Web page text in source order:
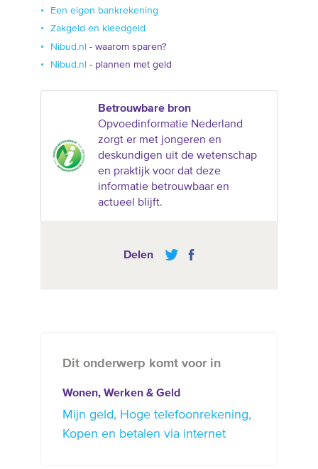
Een eigen bankrekening
Zakgeld en kleedgeld
Nibud.nl - waarom sparen?
Nibud.nl - plannen met geld
Betrouwbare bron
Opvoedinformatie Nederland
zorgt er met jongeren en
deskundigen uit de wetenschap
en praktijk voor dat deze
informatie betrouwbaar en
actueel blijft.
Delen
Dit onderwerp komt voor in
Wonen, Werken & Geld
Mijn geld
Hoge telefoonrekening
Kopen en betalen via internet